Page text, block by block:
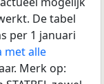
De tabel
per 1 januari
met alle
Merk op: